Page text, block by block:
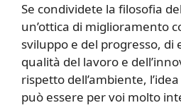
Se condividete la filosofia
un’ottica di miglioramento
sviluppo e del progresso, di
qualità del lavoro e
rispetto dell’ambiente,
può essere per voi molto